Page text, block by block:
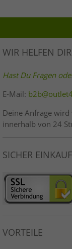
WIR HELFEN
Hast Du Fragen
E-Mail:
Deine Anfrage wird
innerhalb von 24
SICHER
VORTEILE